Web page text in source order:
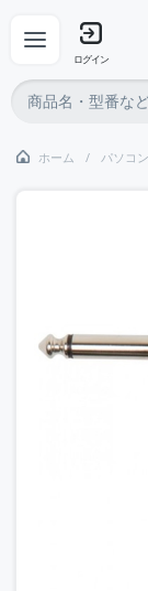
ログイン
ホーム パソコ